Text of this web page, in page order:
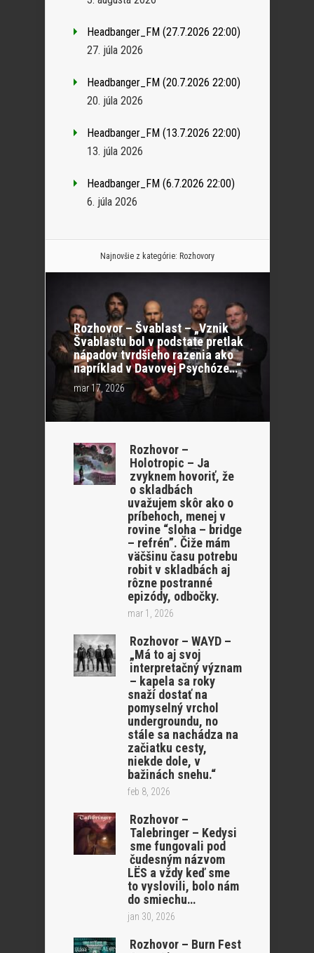
Headbanger_FM (27.7.2026 22:00)
27. júla 2026
Headbanger_FM (20.7.2026 22:00)
20. júla 2026
Headbanger_FM (13.7.2026 22:00)
13. júla 2026
Headbanger_FM (6.7.2026 22:00)
6. júla 2026
Najnovšie z kategórie: Rozhovory
Rozhovor – Švablast – „Vznik
Švablastu bol v podstate pretlak
nápadov tvrdšieho razenia ako
napríklad v Davovej Psychóze…“
mar 17, 2026
Rozhovor –
Holotropic – Ja
zvyknem hovoriť, že
o skladbách
uvažujem skôr ako o
príbehoch, menej v
rovine “sloha – bridge
– refrén”. Čiže mám
väčšinu času potrebu
robit v skladbách aj
rôzne postranné
epizódy, odbočky.
mar 1, 2026
Rozhovor – WAYD –
„Má to aj svoj
interpretačný význam
– kapela sa roky
snaží dostať na
pomyselný vrchol
undergroundu, no
stále sa nachádza na
začiatku cesty,
niekde dole, v
bažinách snehu.“
feb 8, 2026
Rozhovor –
Talebringer – Kedysi
sme fungovali pod
čudesným názvom
LËS a vždy keď sme
to vyslovili, bolo nám
do smiechu…
jan 30, 2026
Rozhovor – Burn Fest